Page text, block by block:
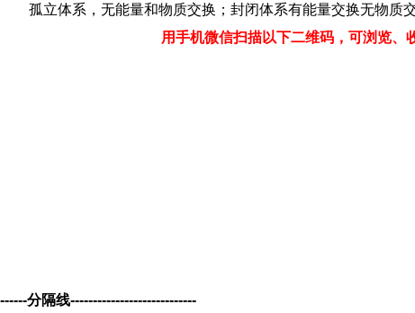
孤立体系，无能量和物质交换；封闭体系有能量交换无物质
用手机微信扫描以下二维码，可浏览、
------分隔线----------------------------